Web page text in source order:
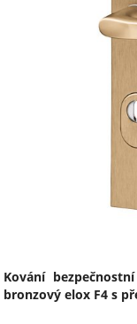
Kování
bronzový elox F4 s